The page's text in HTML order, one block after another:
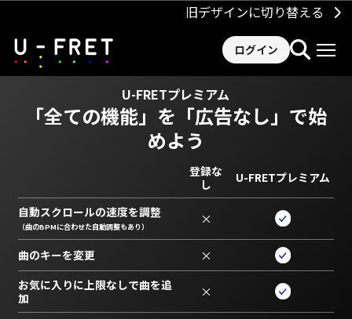
旧デザインに切り替える
ログイン
U-FRETプレミアム
「全ての機能」を 「広告なし」で始
めよう
登録な
し
U-FRETプレミアム
自動スクロールの速度を調整
（曲のBPMに合わせた自動調整もあり） ×
曲のキーを変更 ×
お気に入りに上限なしで曲を追
加
×